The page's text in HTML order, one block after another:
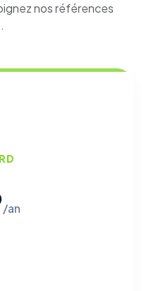
nos références
/an